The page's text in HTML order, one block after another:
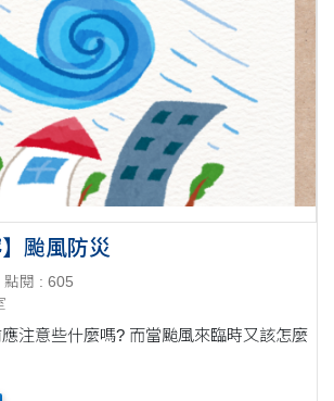
】颱風防災
點閱 : 605
? 而當颱風來臨時又該怎麼